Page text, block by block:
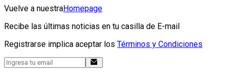
Vuelve a nuestraHomepage
Recibe las últimas noticias en tu casilla de E-mail
Registrarse implica aceptar los Términos y Condiciones